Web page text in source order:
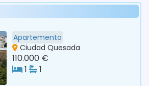
Apartemento
Ciudad Quesada
110.000 €
1
1